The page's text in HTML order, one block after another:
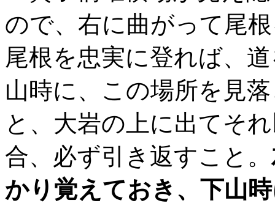
ので、右に曲がって尾
尾根を忠実に登れば、
山時に、この場所を見
と、大岩の上に出てそ
合、必ず引き返すこと。
かり覚えておき、下山